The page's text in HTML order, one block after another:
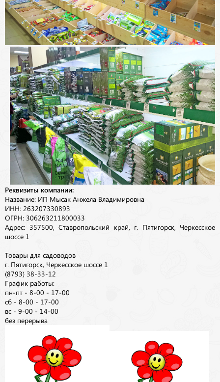
Реквизиты компании:
Название: ИП Мысак Анжела Владимировна
ИНН: 263207330893
ОГРН: 306263211800033
Адрес: 357500, Ставропольский край, г. Пятигорск, Черкесское
шоссе 1
Товары для садоводов
г. Пятигорск, Черкесское шоссе 1
(8793) 38-33-12
График работы:
пн-пт - 8-00 - 17-00
сб - 8-00 - 17-00
вс - 9-00 - 14-00
без перерыва